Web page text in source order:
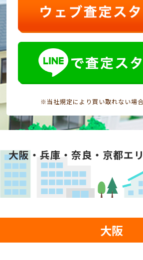
※当社規定により買い取れない場
大阪・兵庫・奈良・京都エ
大阪